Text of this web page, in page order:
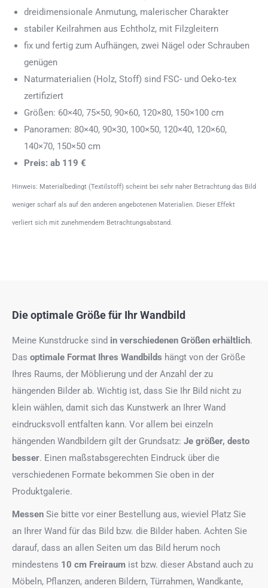
dreidimensionale Anmutung, malerischer Charakter
stabiler Keilrahmen aus Echtholz, mit Filzgleitern
fix und fertig zum Aufhängen, zwei Nägel oder Schrauben
genügen
Naturmaterialien (Holz, Stoff) sind FSC- und Oeko-tex
zertifiziert
Größen: 60×40, 75×50, 90×60, 120×80, 150×100 cm
Panoramen: 80×40, 90×30, 100×50, 120×40, 120×60,
140×70, 150×50 cm
Preis: ab 119 €
Hinweis: Materialbedingt (Textilstoff) scheint bei sehr naher Betrachtung das Bild
weniger scharf als auf den anderen angebotenen Materialien. Dieser Effekt
verliert sich mit zunehmendem Betrachtungsabstand.
Die optimale Größe für Ihr Wandbild
Meine Kunstdrucke sind in verschiedenen Größen erhältlich.
Das optimale Format Ihres Wandbilds hängt von der Größe
Ihres Raums, der Möblierung und der Anzahl der zu
hängenden Bilder ab. Wichtig ist, dass Sie Ihr Bild nicht zu
klein wählen, damit sich das Kunstwerk an Ihrer Wand
eindrucksvoll entfalten kann. Vor allem bei einzeln
hängenden Wandbildern gilt der Grundsatz: Je größer, desto
besser. Einen maßstabsgerechten Eindruck über die
verschiedenen Formate bekommen Sie oben in der
Produktgalerie.
Messen Sie bitte vor einer Bestellung aus, wieviel Platz Sie
an Ihrer Wand für das Bild bzw. die Bilder haben. Achten Sie
darauf, dass an allen Seiten um das Bild herum noch
mindestens 10 cm Freiraum ist bzw. dieser Abstand auch zu
Möbeln, Pflanzen, anderen Bildern, Türrahmen, Wandkante,